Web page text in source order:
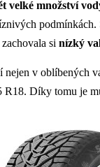
velké množství
podmínkách.
si nízký
v oblíbených
R18. Díky tomu je